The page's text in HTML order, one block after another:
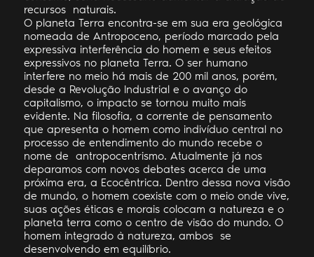
recursos naturais.
O planeta Terra encontra-se em sua era geológica
nomeada de Antropoceno, período marcado pela
expressiva interferência do homem e seus efeitos
expressivos no planeta Terra. O ser humano
interfere no meio há mais de 200 mil anos, porém,
desde a Revolução Industrial e o avanço do
capitalismo, o impacto se tornou muito mais
evidente. Na filosofia, a corrente de pensamento
que apresenta o homem como indivíduo central no
processo de entendimento do mundo recebe o
nome de antropocentrismo. Atualmente já nos
deparamos com novos debates acerca de uma
próxima era, a Ecocêntrica. Dentro dessa nova visão
de mundo, o homem coexiste com o meio onde vive,
suas ações éticas e morais colocam a natureza e o
planeta terra como o centro de visão do mundo. O
homem integrado à natureza, ambos se
desenvolvendo em equilíbrio.